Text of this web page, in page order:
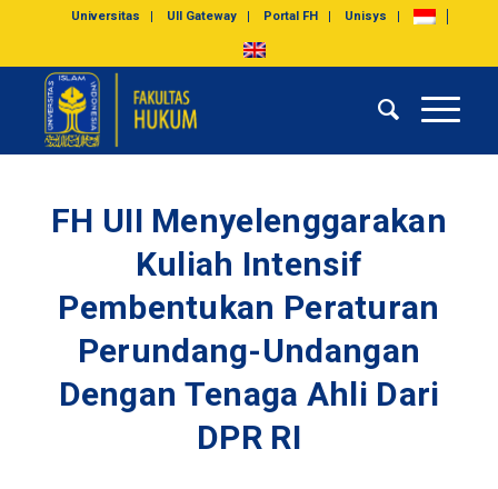
Universitas UII Gateway Portal FH Unisys
FH UII Menyelenggarakan
Kuliah Intensif
Pembentukan Peraturan
Perundang-Undangan
Dengan Tenaga Ahli Dari
DPR RI